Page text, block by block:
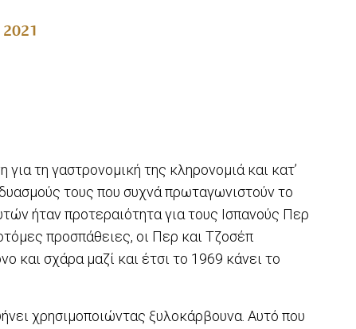
για τη γαστρονομική της κληρονομιά και κατ’
τους που συχνά πρωταγωνιστούν το
ήταν προτεραιότητα για τους Ισπανούς Περ
προσπάθειες, οι Περ και Τζοσέπ
και σχάρα μαζί και έτσι το 1969 κάνει το
χρησιμοποιώντας ξυλοκάρβουνα. Αυτό που